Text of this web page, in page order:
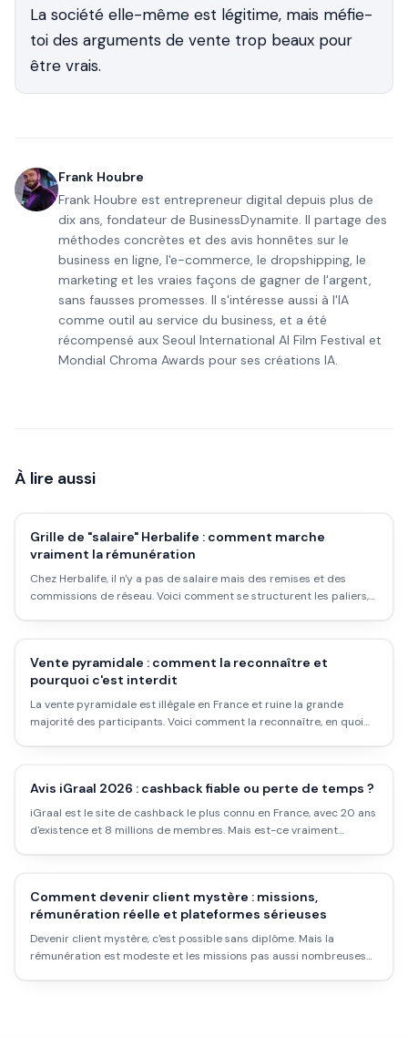
La société elle-même est légitime, mais méfie-
toi des arguments de vente trop beaux pour
être vrais.
Frank Houbre
Frank Houbre est entrepreneur digital depuis plus de
dix ans, fondateur de BusinessDynamite. Il partage des
méthodes concrètes et des avis honnêtes sur le
business en ligne, l'e-commerce, le dropshipping, le
marketing et les vraies façons de gagner de l'argent,
sans fausses promesses. Il s'intéresse aussi à l'IA
comme outil au service du business, et a été
récompensé aux Seoul International AI Film Festival et
Mondial Chroma Awards pour ses créations IA.
À lire aussi
Grille de "salaire" Herbalife : comment marche
vraiment la rémunération
Chez Herbalife, il n'y a pas de salaire mais des remises et des
commissions de réseau. Voici comment se structurent les paliers,
Vente pyramidale : comment la reconnaître et
pourquoi c'est interdit
La vente pyramidale est illégale en France et ruine la grande
majorité des participants. Voici comment la reconnaître, en quoi
Avis iGraal 2026 : cashback fiable ou perte de temps ?
iGraal est le site de cashback le plus connu en France, avec 20 ans
d'existence et 8 millions de membres. Mais est-ce vraiment
Comment devenir client mystère : missions,
rémunération réelle et plateformes sérieuses
Devenir client mystère, c'est possible sans diplôme. Mais la
rémunération est modeste et les missions pas aussi nombreuses